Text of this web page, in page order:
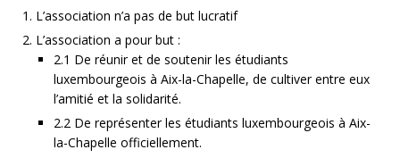
L’association n’a pas de but lucratif
L’association a pour but :
2.1 De réunir et de soutenir les étudiants
luxembourgeois à Aix-la-Chapelle, de cultiver entre eux
l’amitié et la solidarité.
2.2 De représenter les étudiants luxembourgeois à Aix-
la-Chapelle officiellement.